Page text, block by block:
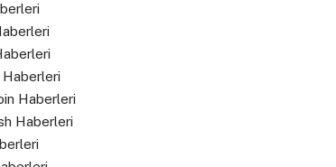
Haberleri
Haberleri
Haberleri